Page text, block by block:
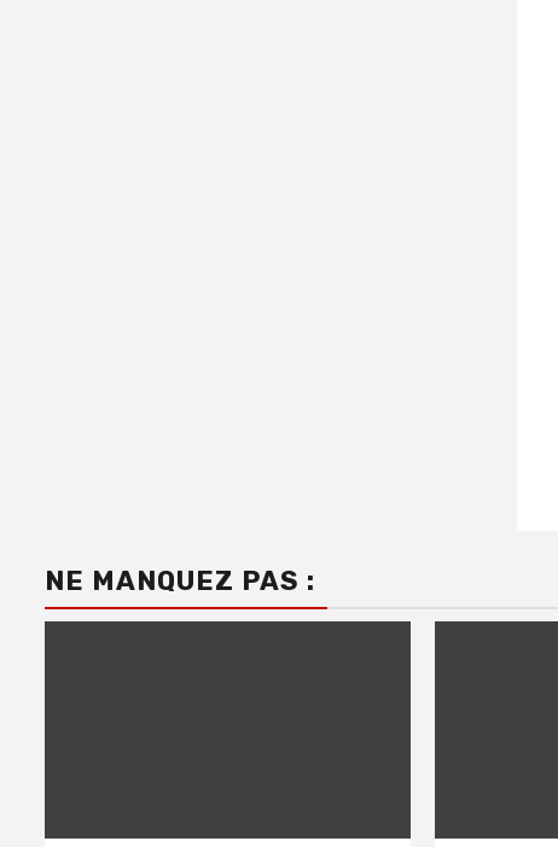
NE MANQUEZ PAS :